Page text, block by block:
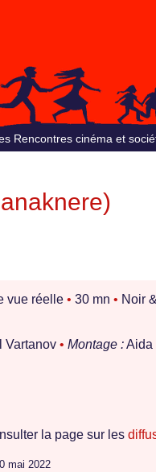
Rencontres cinéma et
vue réelle • 30 mn • Noir
Vartanov • Montage :Aida
la page sur les
mai 2022